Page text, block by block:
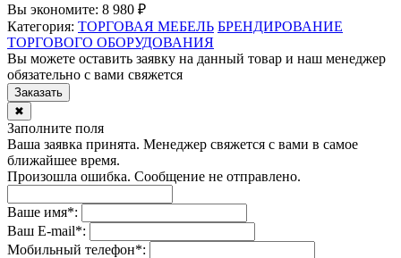
Вы экономите: 8 980 ₽
Категория: ТОРГОВАЯ МЕБЕЛЬ БРЕНДИРОВАНИЕ
ТОРГОВОГО ОБОРУДОВАНИЯ
Вы можете оставить заявку на данный товар и наш менеджер
обязательно с вами свяжется
Заказать
✖
Заполните поля
Ваша заявка принята. Менеджер свяжется с вами в самое
ближайшее время.
Произошла ошибка. Сообщение не отправлено.
Ваше имя*:
Ваш E-mail*:
Мобильный телефон*: